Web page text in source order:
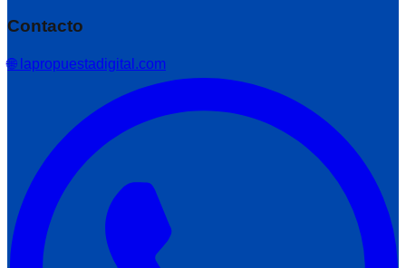
Contacto
🌐 lapropuestadigital.com